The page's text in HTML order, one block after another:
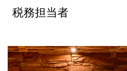
税務担当者